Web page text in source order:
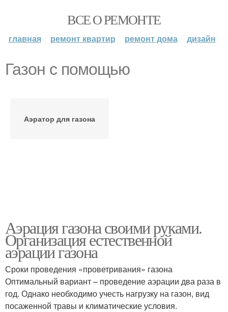
ВСЕ О РЕМОНТЕ
главная ремонт квартир ремонт дома дизайн
Газон с помощью
Аэратор для газона
Аэрация газона своими руками.
Организация естественной
аэрации газона
Сроки проведения «проветривания» газона
Оптимальный вариант – проведение аэрации два раза в
год. Однако необходимо учесть нагрузку на газон, вид
посаженной травы и климатические условия.